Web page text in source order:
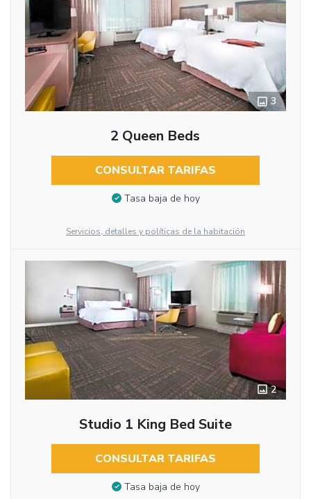
3
2 Queen Beds
CONSULTAR TARIFAS
Tasa baja de hoy
Servicios, detalles y políticas de la habitación
2
Studio 1 King Bed Suite
CONSULTAR TARIFAS
Tasa baja de hoy